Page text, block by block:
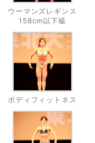
ウーマンズレギンス
158cm以下級
ボディフィットネス